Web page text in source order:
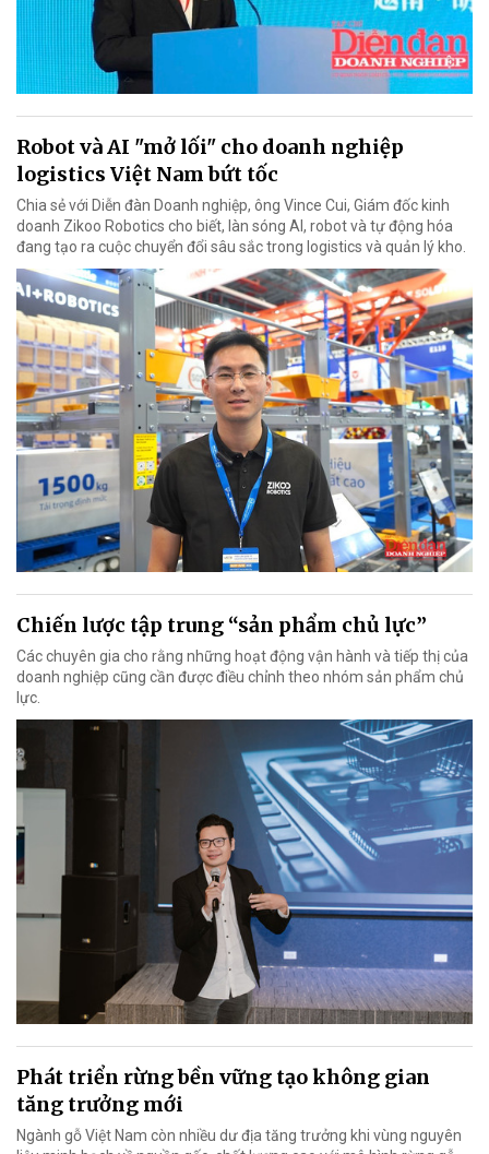
Robot và AI "mở lối" cho doanh nghiệp
logistics Việt Nam bứt tốc
Chia sẻ với Diễn đàn Doanh nghiệp, ông Vince Cui, Giám đốc kinh
doanh Zikoo Robotics cho biết, làn sóng AI, robot và tự động hóa
đang tạo ra cuộc chuyển đổi sâu sắc trong logistics và quản lý kho.
Chiến lược tập trung “sản phẩm chủ lực”
Các chuyên gia cho rằng những hoạt động vận hành và tiếp thị của
doanh nghiệp cũng cần được điều chỉnh theo nhóm sản phẩm chủ
lực.
Phát triển rừng bền vững tạo không gian
tăng trưởng mới
Ngành gỗ Việt Nam còn nhiều dư địa tăng trưởng khi vùng nguyên